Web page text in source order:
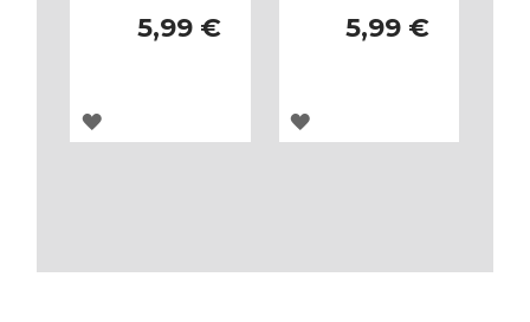
5,99 €
AGREGAR
5,99 €
AGREGAR